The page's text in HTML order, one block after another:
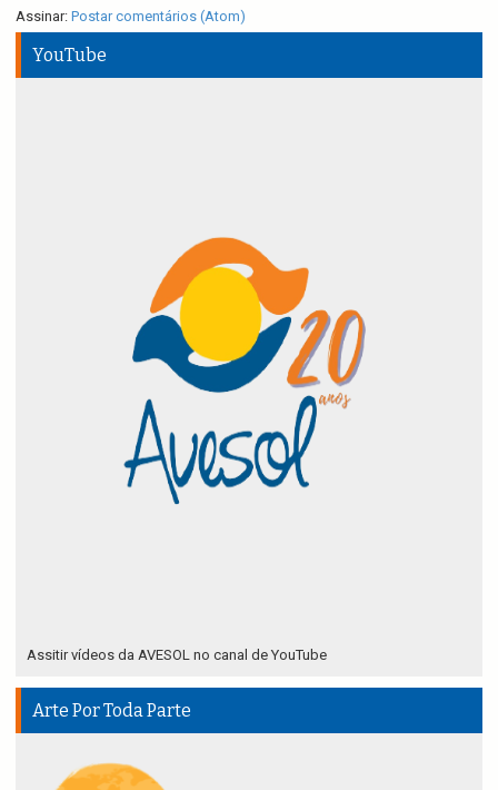
Assinar: Postar comentários (Atom)
YouTube
Assitir vídeos da AVESOL no canal de YouTube
Arte Por Toda Parte